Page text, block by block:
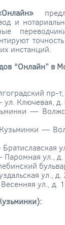
и
инстанций.
“Онлайн” в
пр-
Ключевая, д.
—
—
ул., д.
ул., д.
ул., д.